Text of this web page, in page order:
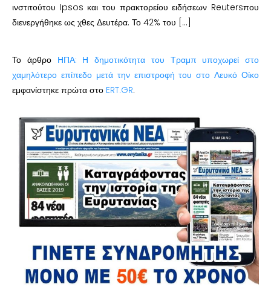
ινστιτούτου Ipsos και του πρακτορείου ειδήσεων Reutersπου
διενεργήθηκε ως χθες Δευτέρα. Το 42% του […]
Το άρθρο ΗΠΑ: Η δημοτικότητα του Τραμπ υποχωρεί στο
χαμηλότερο επίπεδο μετά την επιστροφή του στο Λευκό Οίκο
εμφανίστηκε πρώτα στο ERT.GR.